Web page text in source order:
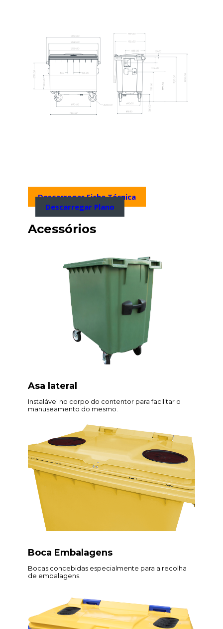
Descarregar Ficha Técnica
Descarregar Plano
Acessórios
Asa lateral
Instalável no corpo do contentor para facilitar o
manuseamento do mesmo.
Boca Embalagens
Bocas concebidas especialmente para a recolha
de embalagens.